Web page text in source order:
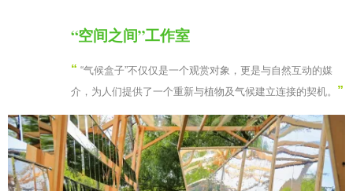
“空间之间”工作室
“ “气候盒子”不仅仅是一个观赏对象，更是与自然互动的媒
介，为人们提供了一个重新与植物及气候建立连接的契机。 ”